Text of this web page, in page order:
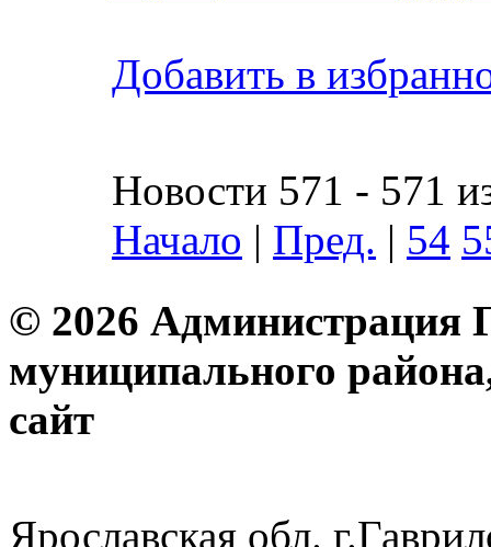
Добавить в
Новости 571 - 571
Начало | Пред. | 54
© 2026 Администрация
муниципального
Ярославская обл.